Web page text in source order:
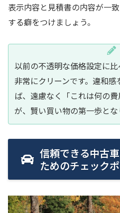
表示内容と見積書の内容が一
する癖をつけましょう。
以前の不透明な価格設定に
非常にクリーンです。違和
ば、遠慮なく「これは何の
が、賢い買い物の第一歩とな
信頼できる中古
ためのチェック